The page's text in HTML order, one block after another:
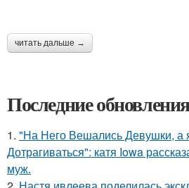
читать дальше →
Последние
1. "На Него Вешались Девушки, а
Дотрагиваться": катя Iowa
муж.